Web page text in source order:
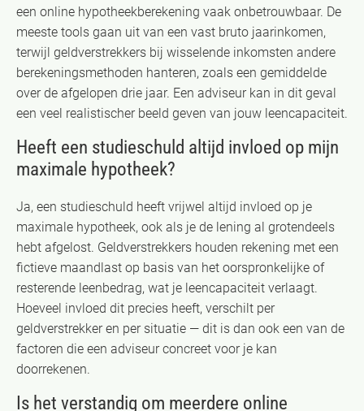
een online hypotheekberekening vaak onbetrouwbaar. De
meeste tools gaan uit van een vast bruto jaarinkomen,
terwijl geldverstrekkers bij wisselende inkomsten andere
berekeningsmethoden hanteren, zoals een gemiddelde
over de afgelopen drie jaar. Een adviseur kan in dit geval
een veel realistischer beeld geven van jouw leencapaciteit.
Heeft een studieschuld altijd invloed op mijn
maximale hypotheek?
Ja, een studieschuld heeft vrijwel altijd invloed op je
maximale hypotheek, ook als je de lening al grotendeels
hebt afgelost. Geldverstrekkers houden rekening met een
fictieve maandlast op basis van het oorspronkelijke of
resterende leenbedrag, wat je leencapaciteit verlaagt.
Hoeveel invloed dit precies heeft, verschilt per
geldverstrekker en per situatie — dit is dan ook een van de
factoren die een adviseur concreet voor je kan
doorrekenen.
Is het verstandig om meerdere online